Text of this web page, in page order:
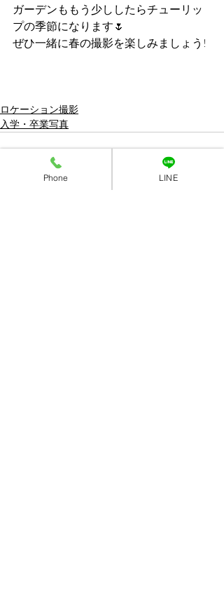
ガーデンももう少ししたらチューリッ
プの季節になります🌷
ぜひ一緒に春の撮影を楽しみましょう!
ロケーション撮影
入学・卒業写真
Phone LINE